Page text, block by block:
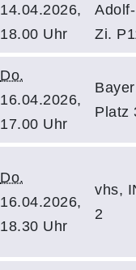
14.04.2026,
18.00 Uhr
Zi.
Do.
16.04.2026,
17.00 Uhr
Platz
Do.
16.04.2026,
18.30 Uhr
vhs,
2